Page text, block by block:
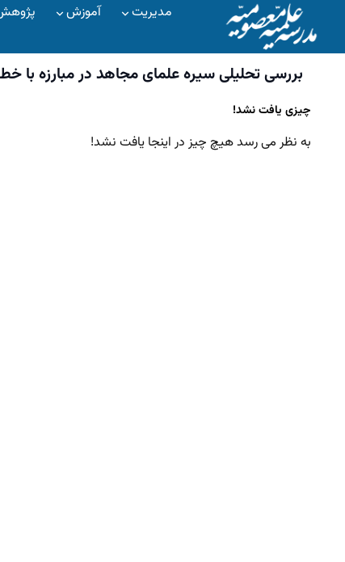
مدیریت آموزش
بررسی تحلیلی سیره علمای مجاهد در مبارزه با
چیزی یافت نشد!
به نظر می رسد هیچ چیز در اینجا یافت نشد!